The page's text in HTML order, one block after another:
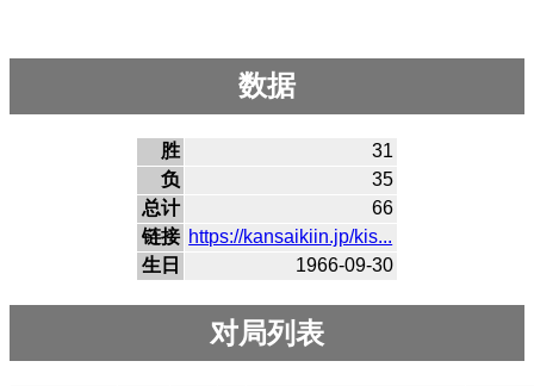
数据
胜
31
负
35
总计
66
链接 https://kansaikiin.jp/kis...
生日
1966-09-30
对局列表